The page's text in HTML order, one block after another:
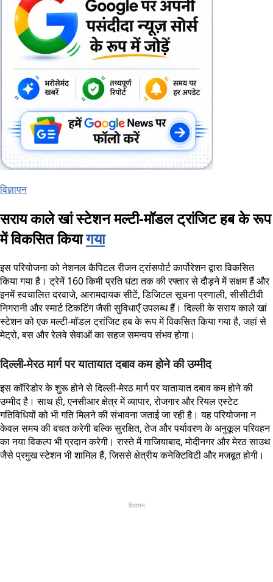
विज्ञापन
सराय काले खां स्टेशन मल्टी-मॉडल ट्रांजिट हब के रूप
में विकसित कियागया
इस परियोजना को नेशनल कैपिटल रीजन ट्रांसपोर्ट कार्पोरेशन द्वारा विकसित
किया गया है। ट्रेनें 160 किमी प्रति घंटा तक की रफ्तार से दौड़ने में सक्षम हैं और
इनमें स्वचालित दरवाजे, आरामदायक सीटें, डिजिटल सूचना प्रणाली, सीसीटीवी
निगरानी और स्मार्ट टिकटिंग जैसी सुविधाएँ उपलब्ध हैं। दिल्ली के सराय काले खां
स्टेशन को एक मल्टी-मॉडल ट्रांजिट हब के रूप में विकसित किया गया है, जहां से
मेट्रो, बस और रेलवे सेवाओं का सहज समन्वय संभव होगा।
दिल्ली-मेरठ मार्ग पर यातायात दबाव कम होने की उम्मीद
इस कॉरिडोर के शुरू होने से दिल्ली-मेरठ मार्ग पर यातायात दबाव कम होने की
उम्मीद है। साथ ही, एनसीआर क्षेत्र में व्यापार, रोजगार और रियल एस्टेट
गतिविधियों को भी गति मिलने की संभावना जताई जा रही है। यह परियोजना न
केवल समय की बचत करेगी बल्कि सुरक्षित, तेज और पर्यावरण के अनुकूल परिवहन
का नया विकल्प भी प्रदान करेगी। रास्ते में गाजियाबाद, मोदीनगर और मेरठ साउथ
जैसे प्रमुख स्टेशन भी शामिल हैं, जिससे क्षेत्रीय कनेक्टिविटी और मजबूत होगी।
विज्ञापन